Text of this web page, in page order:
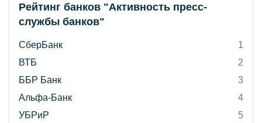
Рейтинг банков "Активность пресс-
службы банков"
СберБанк
1
ВТБ
2
ББР Банк
3
Альфа-Банк
4
УБРиР
5